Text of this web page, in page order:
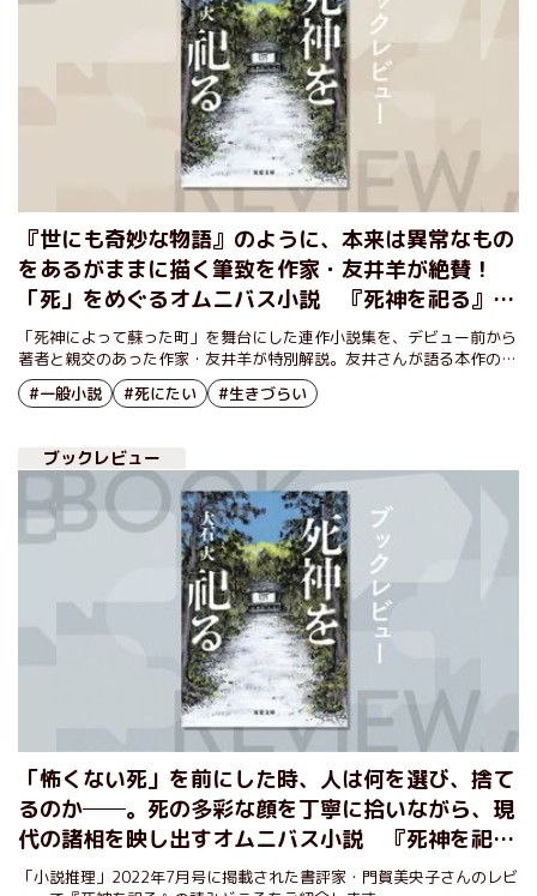
『世にも奇妙な物語』のように、本来は異常なもの
をあるがままに描く筆致を作家・友井羊が絶賛！
「死」をめぐるオムニバス小説 『死神を祀る』大
石大
「死神によって蘇った町」を舞台にした連作小説集を、デビュー前から
著者と親交のあった作家・友井羊が特別解説。友井さんが語る本作の魅
力とは⁉
#一般小説 #死にたい #生きづらい
ブックレビュー
「怖くない死」を前にした時、人は何を選び、捨て
るのか──。死の多彩な顔を丁寧に拾いながら、現
代の諸相を映し出すオムニバス小説 『死神を祀
る』大石大
「小説推理」2022年7月号に掲載された書評家・門賀美央子さんのレビ